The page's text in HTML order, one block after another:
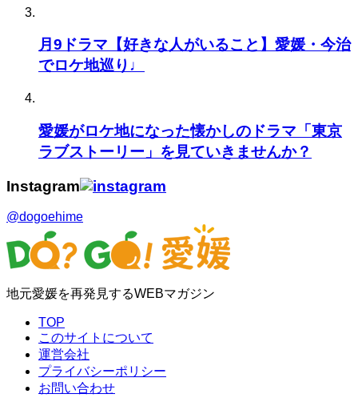
月9ドラマ【好きな人がいること】愛媛・今治
でロケ地巡り♩
愛媛がロケ地になった懐かしのドラマ「東京
ラブストーリー」を見ていきませんか？
Instagram
@dogoehime
地元愛媛を再発見するWEBマガジン
TOP
このサイトについて
運営会社
プライバシーポリシー
お問い合わせ